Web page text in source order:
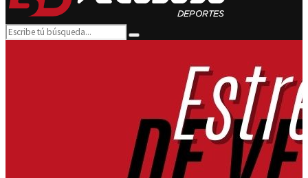
Search
for:
Search